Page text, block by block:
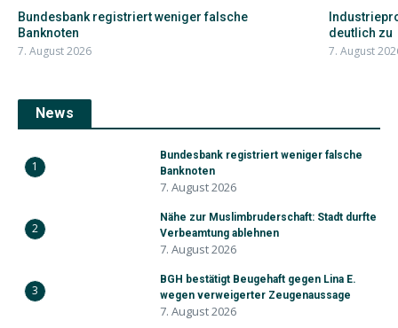
Bundesbank registriert weniger falsche
Banknoten
7. August 2026
deutlich zu
7. August
News
1
Bundesbank registriert weniger falsche
Banknoten
7. August 2026
2
Nähe zur Muslimbruderschaft: Stadt durfte
Verbeamtung ablehnen
7. August 2026
3
BGH bestätigt Beugehaft gegen Lina E.
wegen verweigerter Zeugenaussage
7. August 2026